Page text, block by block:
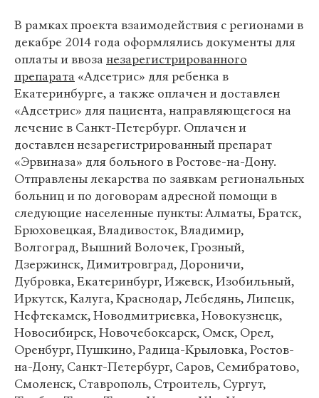
В рамках проекта взаимодействия с регионами в
декабре 2014 года оформлялись документы для
оплаты и ввоза незарегистрированного
препарата «Адcетрис» для ребенка в
Екатеринбурге, а также оплачен и доставлен
«Адcетрис» для пациента, направляющегося на
лечение в Санкт-Петербург. Оплачен и
доставлен незарегистрированный препарат
«Эрвиназа» для больного в Ростове-на-Дону.
Отправлены лекарства по заявкам региональных
больниц и по договорам адресной помощи в
следующие населенные пункты: Алматы, Братск,
Брюховецкая, Владивосток, Владимир,
Волгоград, Вышний Волочек, Грозный,
Дзержинск, Димитровград, Дороничи,
Дубровка, Екатеринбург, Ижевск, Изобильный,
Иркутск, Калуга, Краснодар, Лебедянь, Липецк,
Нефтекамск, Новодмитриевка, Новокузнецк,
Новосибирск, Новочебоксарск, Омск, Орел,
Оренбург, Пушкино, Радица-Крыловка, Ростов-
на-Дону, Санкт-Петербург, Саров, Семибратово,
Смоленск, Ставрополь, Строитель, Сургут,